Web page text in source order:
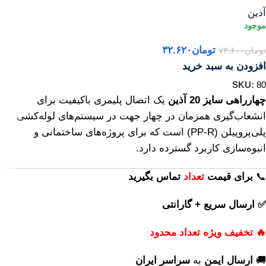
آذین
تومان۷۳.۶۰۰ تومان۳۲.۶۲۰
افزودن به سبد خرید
SKU: 80
چهارراهی سایز 20 آذین
یک اتصال پلیمری باکیفیت برای
انشعاب‌گیری همزمان در چهار جهت در سیستم‌های لوله‌کشی
پلی‌پروپیلن (PP‑R) است که برای پروژه‌های ساختمانی و
انبوه‌سازی کاربرد گسترده دارد.
📞 برای قیمت تعداد تماس بگیرید
✅ ارسال سریع + گارانتی
🔥 تخفیف ویژه تعداد محدود
🚚 ارسال ایمن به سراسر ایران